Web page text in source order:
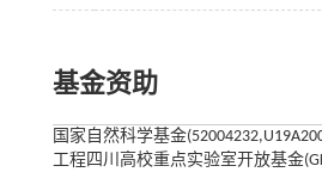
基金资助
国家自然科学基金
工程四川高校重点实验室开放基金